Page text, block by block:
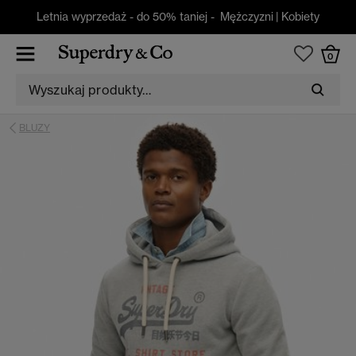
Letnia wyprzedaż - do 50% taniej - Mężczyzni | Kobiety
0
BLUZY